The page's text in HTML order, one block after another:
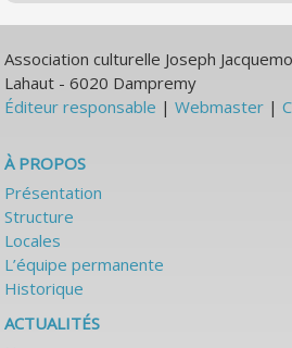
Association culturelle Joseph
Lahaut - 6020 Dampremy
Éditeur responsable |Webmaster |
À PROPOS
Présentation
Structure
Locales
L’équipe permanente
Historique
ACTUALITÉS